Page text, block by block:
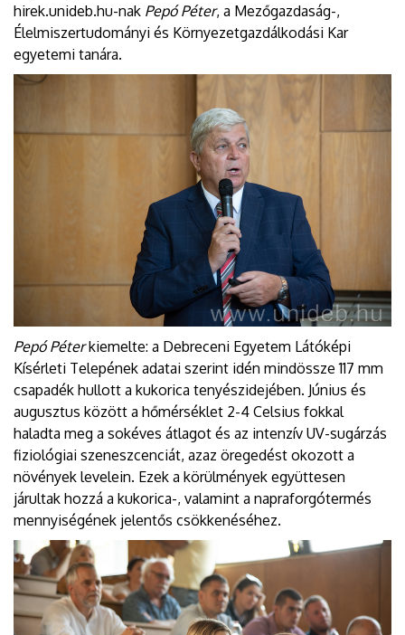
hirek.unideb.hu-nak Pepó Péter, a Mezőgazdaság-,
Élelmiszertudományi és Környezetgazdálkodási Kar
egyetemi tanára.
Pepó Péterkiemelte: a Debreceni Egyetem Látóképi
Kísérleti Telepének adatai szerint idén mindössze 117 mm
csapadék hullott a kukorica tenyészidejében. Június és
augusztus között a hőmérséklet 2-4 Celsius fokkal
haladta meg a sokéves átlagot és az intenzív UV-sugárzás
fiziológiai szeneszcenciát, azaz öregedést okozott a
növények levelein. Ezek a körülmények együttesen
járultak hozzá a kukorica-, valamint a napraforgótermés
mennyiségének jelentős csökkenéséhez.